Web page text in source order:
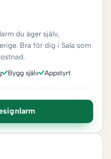
du äger själv,
Bra för dig i Sala som
Bygg själv Appstyrt